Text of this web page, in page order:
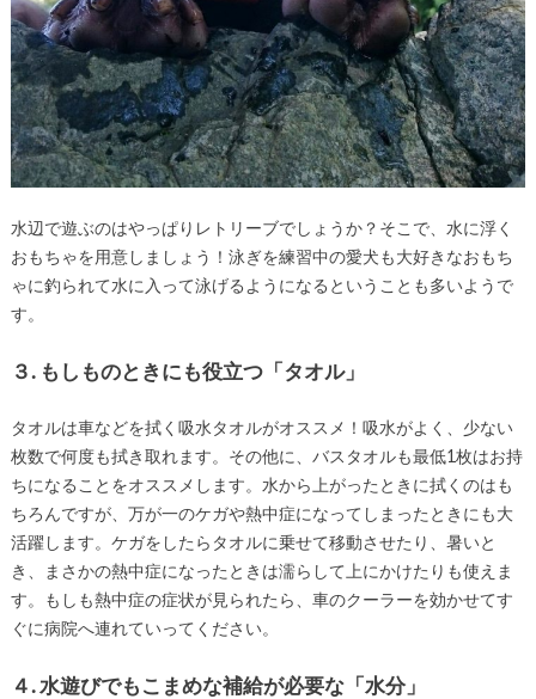
水辺で遊ぶのはやっぱりレトリーブでしょうか？そこで、 水に浮く
おもちゃを用意しましょう！ 泳ぎを練習中の愛犬も大好きなおもち
ゃに釣られて水に入って泳げるようになるということも多いようで
す。
３. もしものときにも役立つ「タオル」
タオルは車などを拭く吸水タオルがオススメ！吸水がよく、少ない
枚数で何度も拭き取れます。 その他に、バスタオルも最低1枚はお持
ちになることをオススメします。 水から上がったときに拭くのはも
ちろんですが、万が一のケガや熱中症になってしまったときにも大
活躍します。 ケガをしたらタオルに乗せて移動させたり、暑いと
き、まさかの熱中症になったときは濡らして上にかけたりも使えま
す。もしも熱中症の症状が見られたら、車のクーラーを効かせてす
ぐに病院へ連れていってください。
４. 水遊びでもこまめな補給が必要な「水分」